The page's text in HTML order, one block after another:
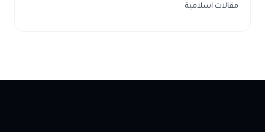
مقالات اسلامية